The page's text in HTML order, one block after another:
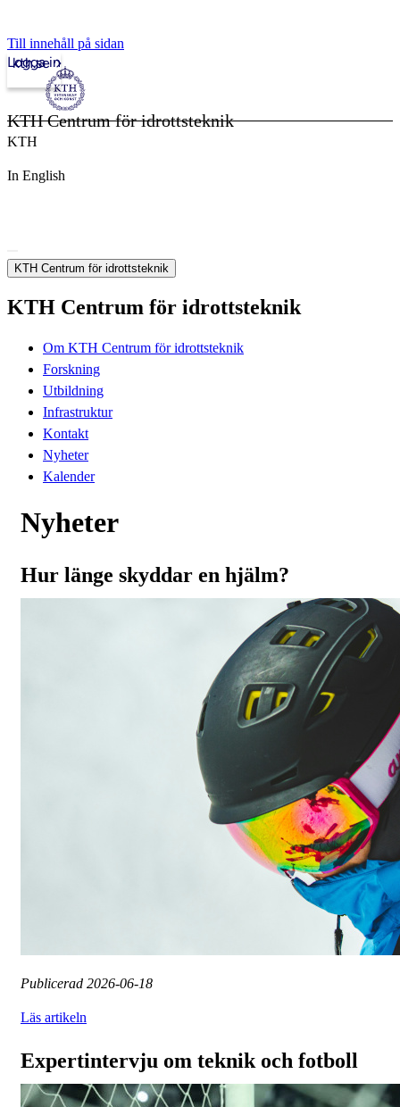
Till innehåll på sidan
kth.se
Logga in
KTH Centrum för idrottsteknik
KTH
In English
KTH Centrum för idrottsteknik
KTH Centrum för idrottsteknik
Om KTH Centrum för idrottsteknik
Forskning
Utbildning
Infrastruktur
Kontakt
Nyheter
Kalender
Nyheter
Hur länge skyddar en hjälm?
Publicerad 2026-06-18
Läs artikeln
Expertintervju om teknik och fotboll